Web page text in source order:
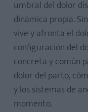
umbral del dolor
dinámica propia.
vive y afronta el
configuración del
concreta y común
dolor del parto,
y los sistemas de
momento.